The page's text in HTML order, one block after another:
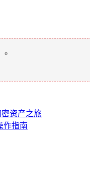
。
资产之旅
作指南